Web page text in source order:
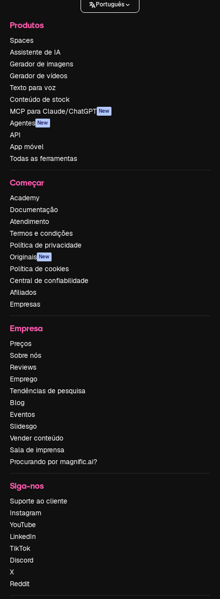
Português
Produtos
Spaces
Assistente de IA
Gerador de imagens
Gerador de vídeos
Texto para voz
Conteúdo de stock
MCP para Claude/ChatGPT New
Agentes New
API
App móvel
Todas as ferramentas
Começar
Academy
Documentação
Atendimento
Termos e condições
Política de privacidade
Originais New
Política de cookies
Central de confiabilidade
Afiliados
Empresas
Empresa
Preços
Sobre nós
Reviews
Emprego
Tendências de pesquisa
Blog
Eventos
Slidesgo
Vender conteúdo
Sala de imprensa
Procurando por magnific.ai?
Siga-nos
Suporte ao cliente
Instagram
YouTube
LinkedIn
TikTok
Discord
X
Reddit